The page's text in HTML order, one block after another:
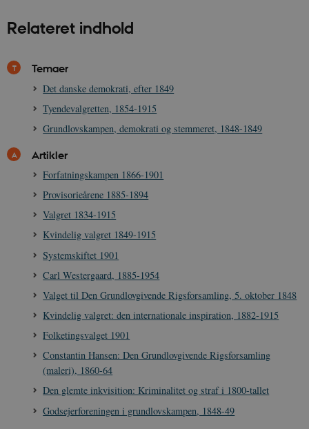
Relateret indhold
Temaer
Det danske demokrati, efter 1849
Tyendevalgretten, 1854-1915
Grundlovskampen, demokrati og stemmeret, 1848-1849
Artikler
Forfatningskampen 1866-1901
Provisorieårene 1885-1894
Valgret 1834-1915
Kvindelig valgret 1849-1915
Systemskiftet 1901
Carl Westergaard, 1885-1954
Valget til Den Grundlovgivende Rigsforsamling, 5. oktober 1848
Kvindelig valgret: den internationale inspiration, 1882-1915
Folketingsvalget 1901
Constantin Hansen: Den Grundlovgivende Rigsforsamling
(maleri), 1860-64
Den glemte inkvisition: Kriminalitet og straf i 1800-tallet
Godsejerforeningen i grundlovskampen, 1848-49